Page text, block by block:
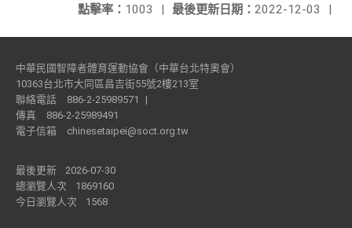
最後更新日期： 2022-12-03 |
點擊率： 1003 |
中華民國智障者體育運動協會（中華台北特奧會）
10363台北市大同區昌吉街55號2樓213室
聯絡電話
886-2-25989571
|
傳真
886-2-25989491
電子信箱
chinesetaipei@soct.org.tw
最後更新
2026-07-30
總瀏覽人次
1869160
今日瀏覽人次
1568